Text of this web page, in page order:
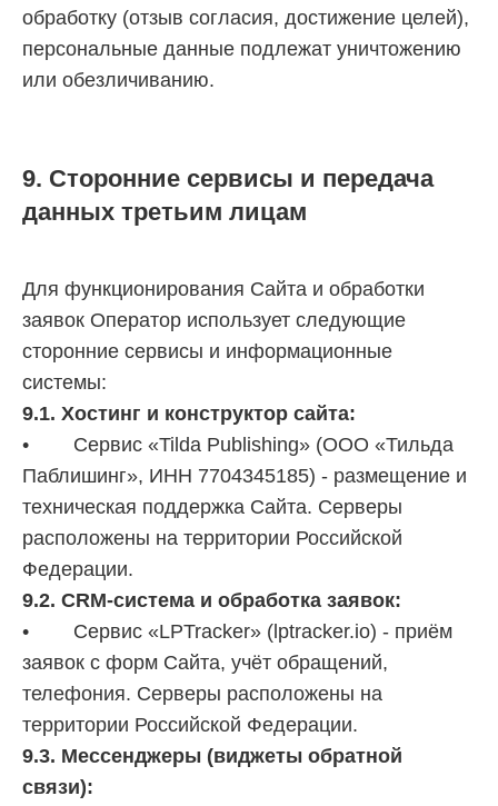
обработку (отзыв согласия, достижение целей),
персональные данные подлежат уничтожению
или обезличиванию.
9. Сторонние сервисы и передача
данных третьим лицам
Для функционирования Сайта и обработки
заявок Оператор использует следующие
сторонние сервисы и информационные
системы:
9.1. Хостинг и конструктор сайта:
• Сервис «Tilda Publishing» (ООО «Тильда
Паблишинг», ИНН 7704345185) - размещение и
техническая поддержка Сайта. Серверы
расположены на территории Российской
Федерации.
9.2. CRM-система и обработка заявок:
• Сервис «LPTracker» (lptracker.io) - приём
заявок с форм Сайта, учёт обращений,
телефония. Серверы расположены на
территории Российской Федерации.
9.3. Мессенджеры (виджеты обратной
связи):